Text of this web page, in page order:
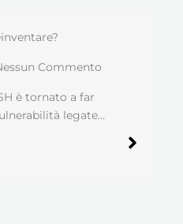
Commento
è tornato a far
legate…